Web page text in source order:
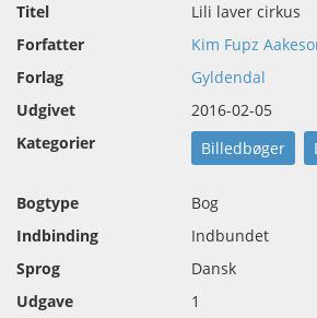
Titel
Lili laver cirkus
Forfatter
Kim Fupz
Forlag
Gyldendal
Udgivet
2016-02-05
Kategorier
Billedbøger
Bogtype
Bog
Indbinding
Indbundet
Sprog
Dansk
Udgave
1